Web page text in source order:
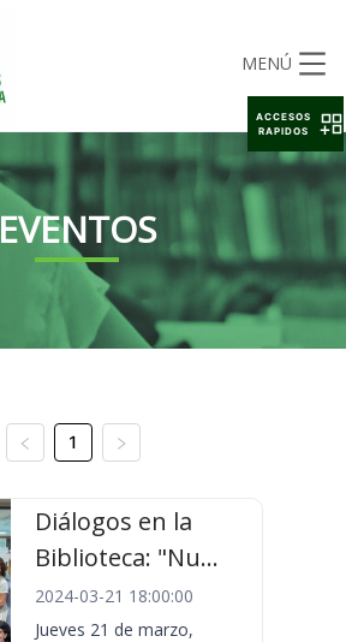
MENÚ
EVENTOS
1
Diálogos en la
Biblioteca: "Nu...
2024-03-21 18:00:00
Jueves 21 de marzo,
ACCESOS
RAPIDOS